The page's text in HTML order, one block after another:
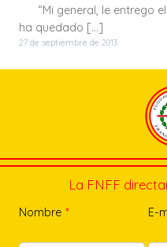
“Mi general, le entrego
ha quedado […]
27 de septiembre de 2013
La FNFF
Nombre * E-